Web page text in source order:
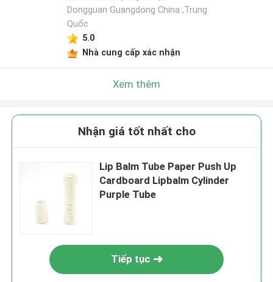
Dongguan Guangdong China ,Trung
Quốc
5.0
Nhà cung cấp xác nhận
Xem thêm
Nhận giá tốt nhất cho
Lip Balm Tube Paper Push Up
Cardboard Lipbalm Cylinder
Purple Tube
Tiếp tục